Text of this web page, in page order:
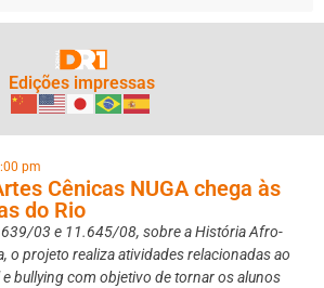
Edições impressas
pm
Cênicas NUGA chega às
do Rio
03 e 11.645/08, sobre a História Afro-
o projeto realiza atividades relacionadas ao
bullying com objetivo de tornar os alunos